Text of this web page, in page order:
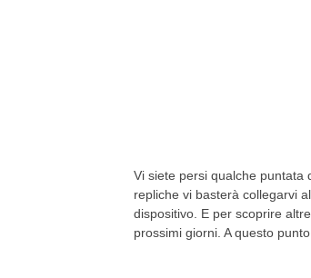
Vi siete persi qualche puntata
repliche vi basterà collegarvi
dispositivo. E per scoprire
prossimi giorni. A questo